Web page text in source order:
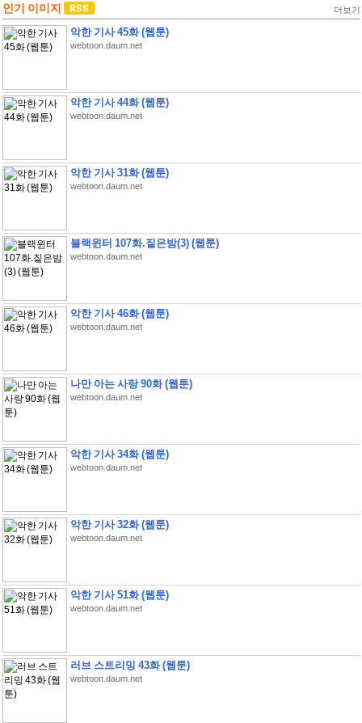
인기 이미지 더보기
악한 기사 45화 (웹툰)
webtoon.daum.net
악한 기사 44화 (웹툰)
webtoon.daum.net
악한 기사 31화 (웹툰)
webtoon.daum.net
블랙윈터 107화.짙은밤(3) (웹툰)
webtoon.daum.net
악한 기사 46화 (웹툰)
webtoon.daum.net
나만 아는 사랑 90화 (웹툰)
webtoon.daum.net
악한 기사 34화 (웹툰)
webtoon.daum.net
악한 기사 32화 (웹툰)
webtoon.daum.net
악한 기사 51화 (웹툰)
webtoon.daum.net
러브 스트리밍 43화 (웹툰)
webtoon.daum.net